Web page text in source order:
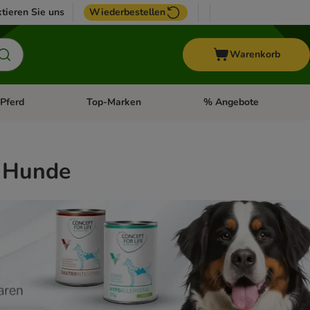
Sie uns Wiederbestellen
Warenkorb
Fisch Menü öffnen: Vogel
Pferd Kategorie-Menü öffnen: Pferd
Top-Marken Kategorie-Menü öffnen:
% Angebote